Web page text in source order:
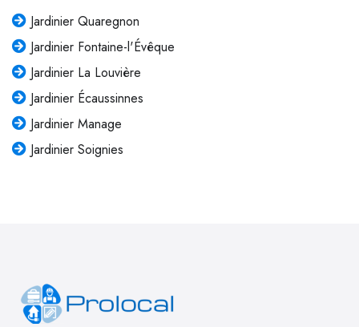
Jardinier Quaregnon
Jardinier Fontaine-l'Évêque
Jardinier La Louvière
Jardinier Écaussinnes
Jardinier Manage
Jardinier Soignies